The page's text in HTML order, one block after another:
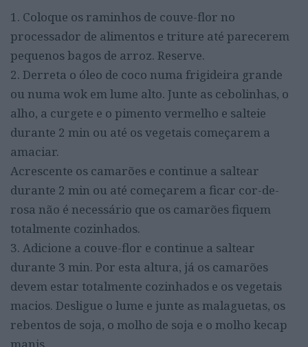
1. Coloque os raminhos de couve-flor no
processador de alimentos e triture até parecerem
pequenos bagos de arroz. Reserve.
2. Derreta o óleo de coco numa frigideira grande
ou numa wok em lume alto. Junte as cebolinhas, o
alho, a curgete e o pimento vermelho e salteie
durante 2 min ou até os vegetais começarem a
amaciar.
Acrescente os camarões e continue a saltear
durante 2 min ou até começarem a ficar cor-de-
rosa não é necessário que os camarões fiquem
totalmente cozinhados.
3. Adicione a couve-flor e continue a saltear
durante 3 min. Por esta altura, já os camarões
devem estar totalmente cozinhados e os vegetais
macios. Desligue o lume e junte as malaguetas, os
rebentos de soja, o molho de soja e o molho kecap